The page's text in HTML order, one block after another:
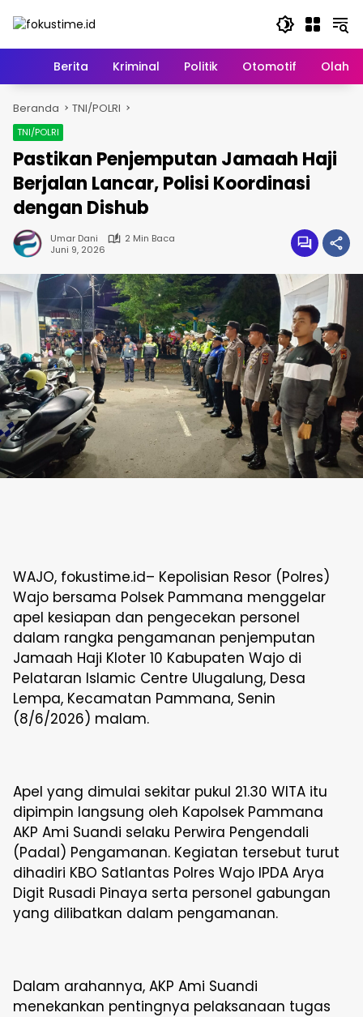
HomeBerita Kriminal Politik Otomotif
Beranda TNI/POLRI
TNI/POLRI
Pastikan Penjemputan Jamaah Haji
Berjalan Lancar, Polisi Koordinasi
dengan Dishub
Umar Dani
2 Min Baca
Juni 9, 2026
WAJO, fokustime.id– Kepolisian Resor (Polres)
Wajo bersama Polsek Pammana menggelar
apel kesiapan dan pengecekan personel
dalam rangka pengamanan penjemputan
Jamaah Haji Kloter 10 Kabupaten Wajo di
Pelataran Islamic Centre Ulugalung, Desa
Lempa, Kecamatan Pammana, Senin
(8/6/2026) malam.
Apel yang dimulai sekitar pukul 21.30 WITA itu
dipimpin langsung oleh Kapolsek Pammana
AKP Ami Suandi selaku Perwira Pengendali
(Padal) Pengamanan. Kegiatan tersebut turut
dihadiri KBO Satlantas Polres Wajo IPDA Arya
Digit Rusadi Pinaya serta personel gabungan
yang dilibatkan dalam pengamanan.
Dalam arahannya, AKP Ami Suandi
menekankan pentingnya pelaksanaan tugas